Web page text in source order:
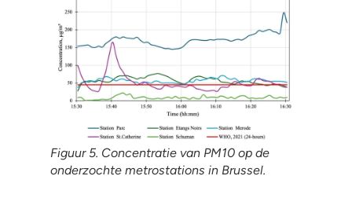
Figuur 5. Concentratie van PM10 op de
onderzochte metrostations in Brussel.